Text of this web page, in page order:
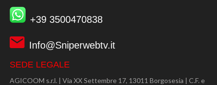
+39 3500470838
Info@Sniperwebtv.it
SEDE LEGALE
AGICOOM s.r.l. | Via XX Settembre 17, 13011 Borgosesia | C.F. e